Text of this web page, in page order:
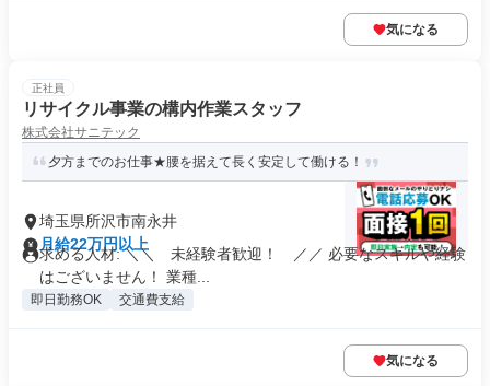
気になる
正社員
リサイクル事業の構内作業スタッフ
株式会社サニテック
夕方までのお仕事★腰を据えて長く安定して働ける！
埼玉県所沢市南永井
月給22万円以上
求める人材: ＼＼ 未経験者歓迎！ ／／ 必要なスキルや経験
はございません！ 業種...
即日勤務OK 交通費支給
気になる